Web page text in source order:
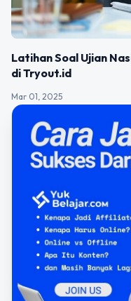
Latihan Soal Ujian
di Tryout.id
Mar 01, 2025